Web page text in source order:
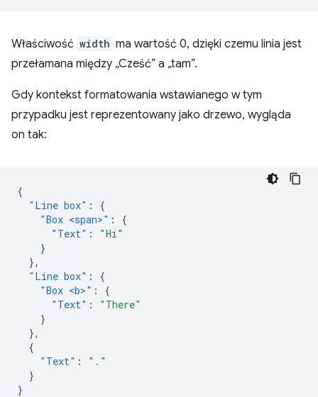
Właściwość width ma wartość 0, dzięki czemu linia jest
przełamana między „Cześć” a „tam”.
Gdy kontekst formatowania wstawianego w tym
przypadku jest reprezentowany jako drzewo, wygląda
on tak:
{
"Line box" :
{
"Box <span>" :
{
"Text" :
"Hi"
}
},
"Line box" :
{
"Box <b>" :
{
"Text" :
"There"
}
},
{
"Text" :
"."
}
}